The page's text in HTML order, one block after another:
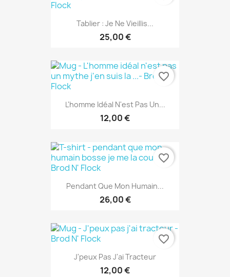
Tablier : Je Ne Vieillis...
25,00 €
L'homme Idéal N'est Pas Un...
12,00 €
favorite_border
Pendant Que Mon Humain...
26,00 €
favorite_border
J'peux Pas J'ai Tracteur
12,00 €
favorite_border